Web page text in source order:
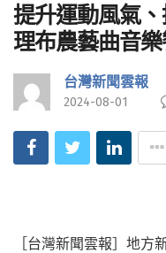
提升運動風氣
理布農藝曲音
台灣新聞雲報
2024-08-01
［台灣新聞雲報］地方